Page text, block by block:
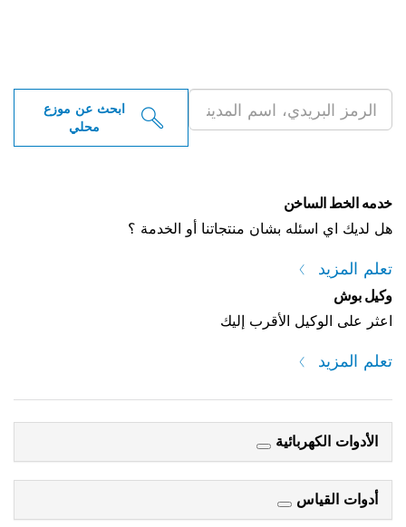
ابحث عن موزع
محلي
خدمه الخط الساخن
هل لديك اي اسئله بشان منتجاتنا أو الخدمة ؟
تعلم المزيد
وكيل بوش
اعثر على الوكيل الأقرب إليك
تعلم المزيد
الأدوات الكهربائية
أدوات القياس